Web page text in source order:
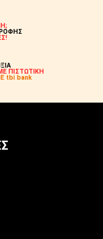
ΠΙΣΤΩΤΙΚΗ
tbi bank